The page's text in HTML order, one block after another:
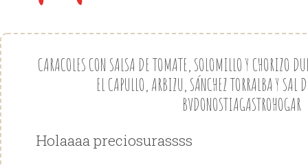
CARACOLES CON SALSA DE TOMATE, SOLOMILLO Y CHORIZO
EL CAPULLO, ARBIZU, SÁNCHEZ TORRALBA Y SAL
BVDONOSTIAGASTROHOGAR
Holaaaa preciosurassss